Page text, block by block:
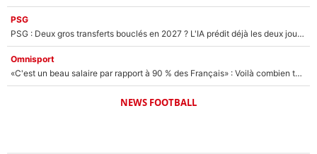
PSG
PSG : Deux gros transferts bouclés en 2027 ? L'IA prédit déjà les deux joueurs qui pourraient rejoindre Luis Enrique !
Omnisport
«C'est un beau salaire par rapport à 90 % des Français» : Voilà combien touchait Nelson Monfort sur France Télévisions avant de rejoindre CNews
NEWS FOOTBALL